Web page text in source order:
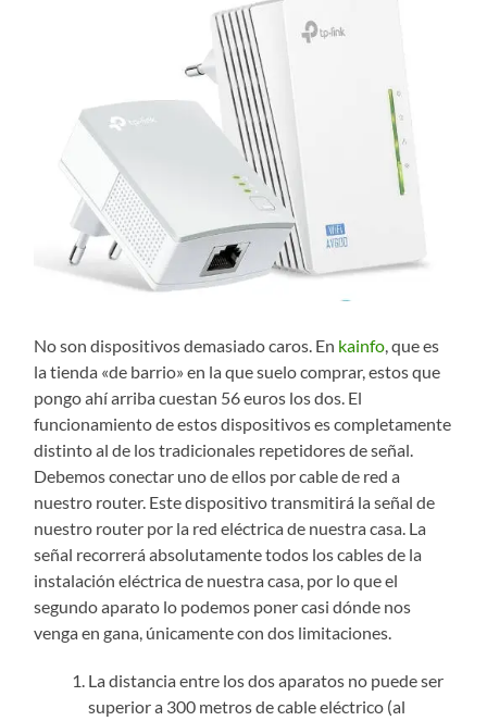
No son dispositivos demasiado caros. En kainfo, que es
la tienda «de barrio» en la que suelo comprar, estos que
pongo ahí arriba cuestan 56 euros los dos. El
funcionamiento de estos dispositivos es completamente
distinto al de los tradicionales repetidores de señal.
Debemos conectar uno de ellos por cable de red a
nuestro router. Este dispositivo transmitirá la señal de
nuestro router por la red eléctrica de nuestra casa. La
señal recorrerá absolutamente todos los cables de la
instalación eléctrica de nuestra casa, por lo que el
segundo aparato lo podemos poner casi dónde nos
venga en gana, únicamente con dos limitaciones.
La distancia entre los dos aparatos no puede ser
superior a 300 metros de cable eléctrico (al